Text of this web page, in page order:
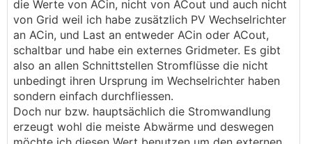
günstigen PV Wechselrichter netzparallel
betreiben"?
Du meinst einen zusätzlichen Wechselrichter?
Weshalb?
Ich bin in diesem Thema noch völlig neu, deshalb
die Frage...
an einem Tag voll bekomme, allerdings brauche
ich das auch nicht, weil ich nur noch von zu
Hause arbeite. Das Auto kann eigentlich
größtenteils einfach laden...
───────────────
Warum betreibst du dann den Aufwand eines
Inselnetzes mit Speicher? Den Speicher wirst du
bei 2,7kWp ohnehin nicht vernünftig geladen
ich hab relativ ähnliche Akkus wie die Eco-
Worthy 48V 314Ah, damit klappt das völlig
problemlos, der einphasige MP bringt eh ned
mehr als 75A aus dem Akku raus oder rein
die Wallbox muss natürlich mit nur 1P betrieben
werden können (da sehe ich die größeren
Probleme bei deiner Idee)
───────────────
die Werte von ACin, nicht von ACout und auch nicht
von Grid weil ich habe zusätzlich PV Wechselrichter
an ACin, und Last an entweder ACin oder ACout,
schaltbar und habe ein externes Gridmeter. Es gibt
also an allen Schnittstellen Stromflüsse die nicht
unbedingt ihren Ursprung im Wechselrichter haben
sondern einfach durchfliessen.
Doch nur bzw. hauptsächlich die Stromwandlung
erzeugt wohl die meiste Abwärme und deswegen